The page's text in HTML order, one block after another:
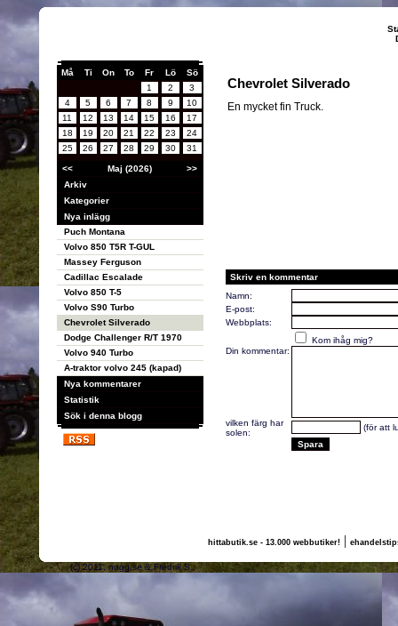
Må Ti On To Fr Lö
Sö
1
2
3
4
5 6 7 8 9
10
11
12 13 14 15 16
17
18
19 20 21 22 23
24
25
26 27 28 29 30 31
<< Maj (2026)
>>
Arkiv
Kategorier
Nya inlägg
Puch Montana
Volvo 850 T5R T-GUL
Massey Ferguson
Cadillac Escalade
Volvo 850 T-5
Volvo S90 Turbo
Chevrolet Silverado
Dodge Challenger R/T 1970
Volvo 940 Turbo
A-traktor volvo 245 (kapad)
Nya kommentarer
Statistik
Sök i denna blogg
Chevrolet Silverado
En mycket fin Truck.
Skriv en kommentar
Namn:
E-post:
Webbplats:
Kom ihåg mig?
Din kommentar:
vilken färg har
solen:
(för att
hittabutik.se - 13.000 webbutiker!|
(c) 2011, nogg.se & Fredrik S